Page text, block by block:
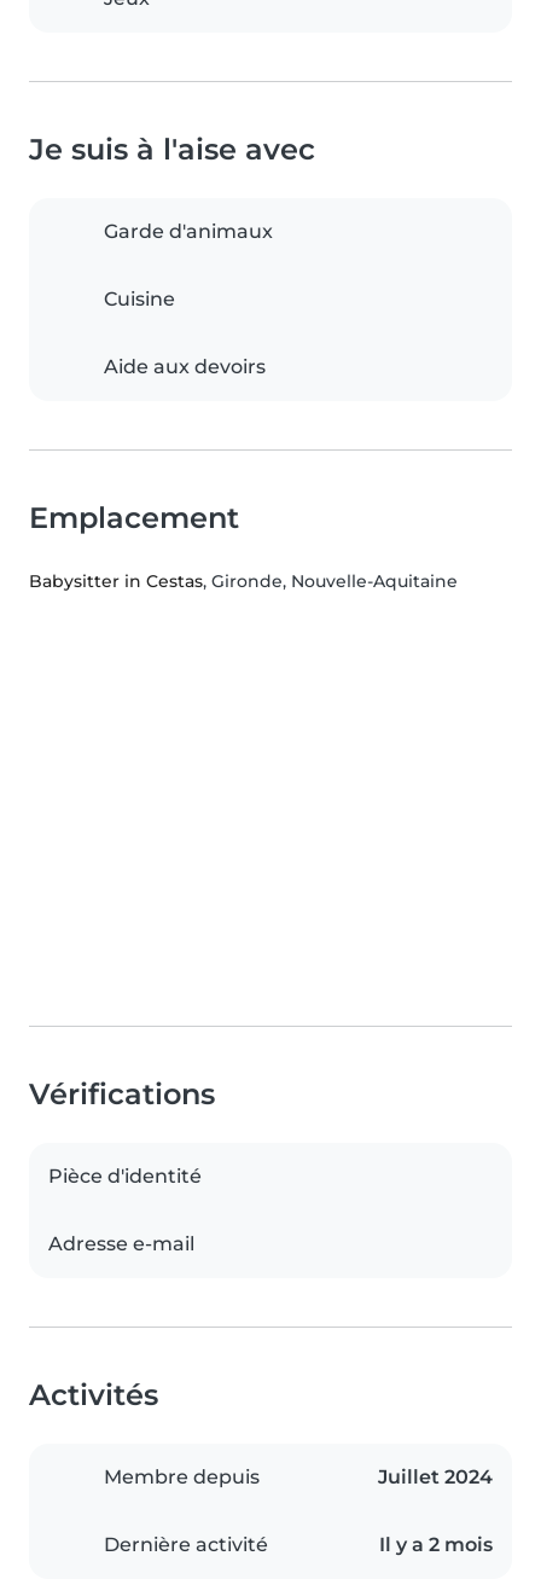
Je suis à l'aise avec
Garde d'animaux
Cuisine
Aide aux devoirs
Emplacement
Babysitter in Cestas, Gironde, Nouvelle-Aquitaine
Vérifications
Pièce d'identité
Adresse e-mail
Activités
Membre depuis Juillet 2024
Dernière activité Il y a 2 mois